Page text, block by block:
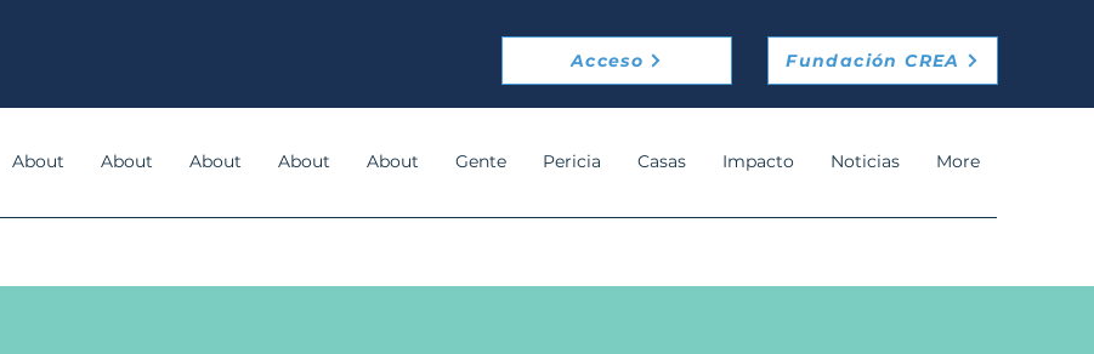
Acceso Fundación CREA
About About About About About Gente Pericia Casas Impacto Noticias More